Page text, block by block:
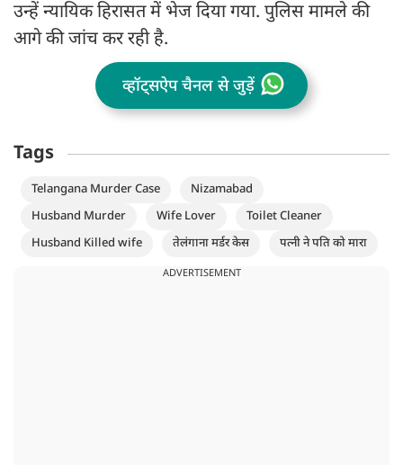
उन्हें न्यायिक हिरासत में भेज दिया गया. पुलिस मामले की
आगे की जांच कर रही है.
व्हॉट्सऐप चैनल से जुड़ें
Tags
Telangana Murder Case
Nizamabad
Husband Murder
Wife Lover
Toilet Cleaner
Husband Killed wife
तेलंगाना मर्डर केस पत्नी ने पति को मारा
ADVERTISEMENT